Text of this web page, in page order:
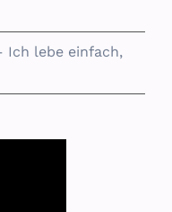
Ich lebe einfach,